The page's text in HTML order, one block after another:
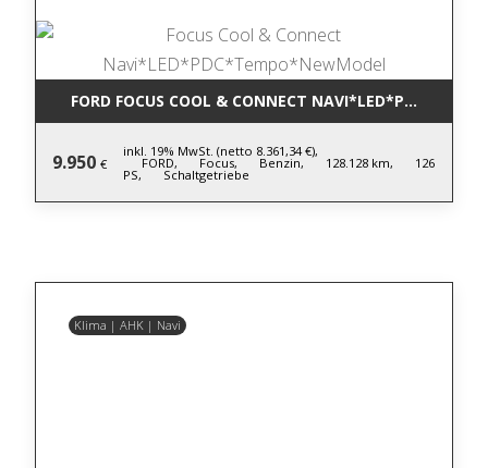
FORD FOCUS COOL & CONNECT
9.950 €
inkl. 19% MwSt. (netto 8.361,34 €),
FORD, Focus, Benzin, 128.128 km, 126
PS, Schaltgetriebe
Klima | AHK | Navi